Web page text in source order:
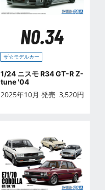
NO.34
ザ☆モデルカー
1/24 ニスモ R34 GT-R Z-
tune '04
2025年10月 発売 3,520円